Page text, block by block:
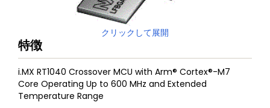
クリックして展開
特徴
i.MX RT1040 Crossover MCU with Arm® Cortex®-M7
Core Operating Up to 600 MHz and Extended
Temperature Range